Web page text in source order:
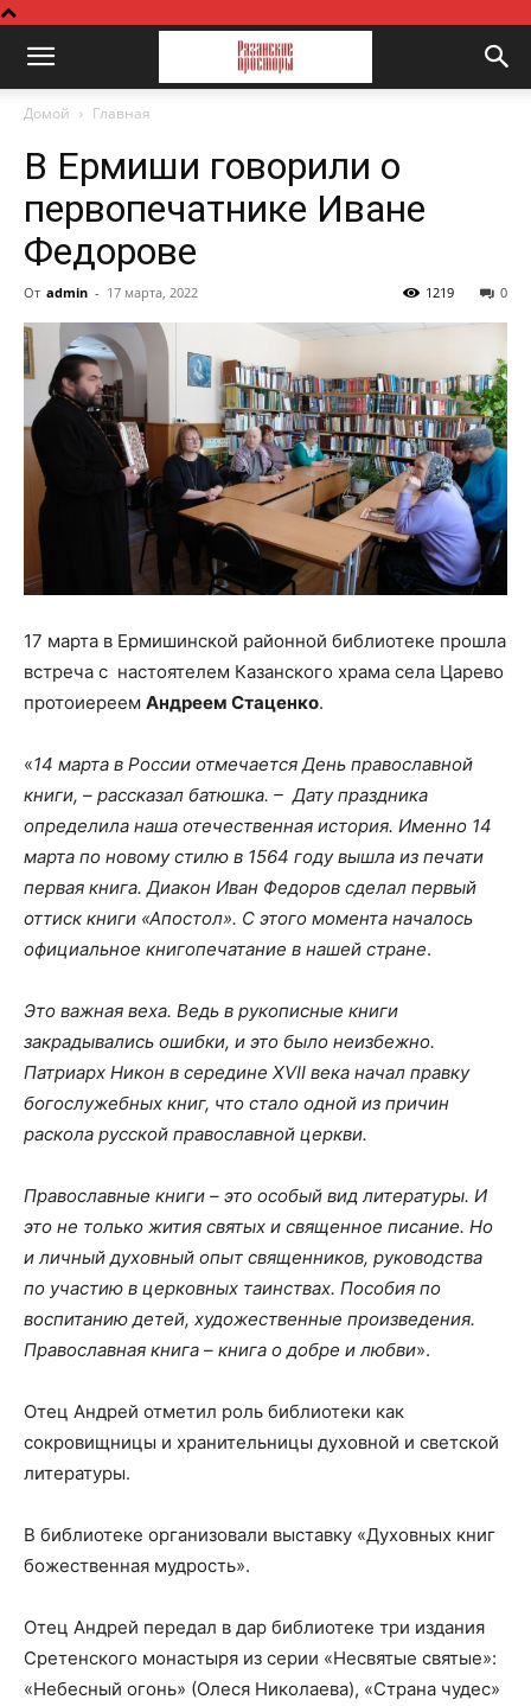
Домой Главная
В Ермиши говорили о
первопечатнике Иване
Федорове
От admin - 17 марта, 2022 0
1219
17 марта в Ермишинской районной библиотеке прошла
встреча с настоятелем Казанского храма села Царево
протоиереем Андреем Стаценко.
«14 марта в России отмечается День православной
книги, – рассказал батюшка. – Дату праздника
определила наша отечественная история. Именно 14
марта по новому стилю в 1564 году вышла из печати
первая книга. Диакон Иван Федоров сделал первый
оттиск книги «Апостол». С этого момента началось
официальное книгопечатание в нашей стране.
Это важная веха. Ведь в рукописные книги
закрадывались ошибки, и это было неизбежно.
Патриарх Никон в середине XVII века начал правку
богослужебных книг, что стало одной из причин
раскола русской православной церкви.
Православные книги – это особый вид литературы. И
это не только жития святых и священное писание. Но
и личный духовный опыт священников, руководства
по участию в церковных таинствах. Пособия по
воспитанию детей, художественные произведения.
Православная книга – книга о добре и любви».
Отец Андрей отметил роль библиотеки как
сокровищницы и хранительницы духовной и светской
литературы.
В библиотеке организовали выставку «Духовных книг
божественная мудрость».
Отец Андрей передал в дар библиотеке три издания
Сретенского монастыря из серии «Несвятые святые»:
«Небесный огонь» (Олеся Николаева), «Страна чудес»